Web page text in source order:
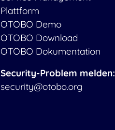
Plattform
OTOBO Demo
OTOBO Download
OTOBO Dokumentation
Security-Problem melden:
security@otobo.org